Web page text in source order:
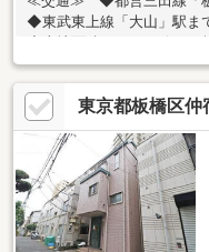
◆東武東上線「大山」駅
坪） ◆築年月：1996年3
台分（車種による）◆2駅2
立地です。◆各居室、廊下
東京都板橋区仲